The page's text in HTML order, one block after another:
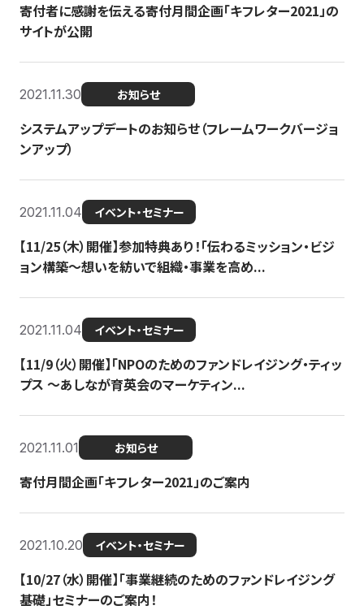
寄付者に感謝を伝える寄付月間企画「キフレター2021」の
サイトが公開
2021.11.30 お知らせ
システムアップデートのお知らせ（フレームワークバージョ
ンアップ）
2021.11.04 イベント・セミナー
【11/25（木）開催】参加特典あり！「伝わるミッション・ビジ
ョン構築〜想いを紡いで組織・事業を高め...
2021.11.04 イベント・セミナー
【11/9（火）開催】「NPOのためのファンドレイジング・ティッ
プス 〜あしなが育英会のマーケティン...
2021.11.01 お知らせ
寄付月間企画「キフレター2021」のご案内
2021.10.20 イベント・セミナー
【10/27（水）開催】「事業継続のためのファンドレイジング
基礎」セミナーのご案内！